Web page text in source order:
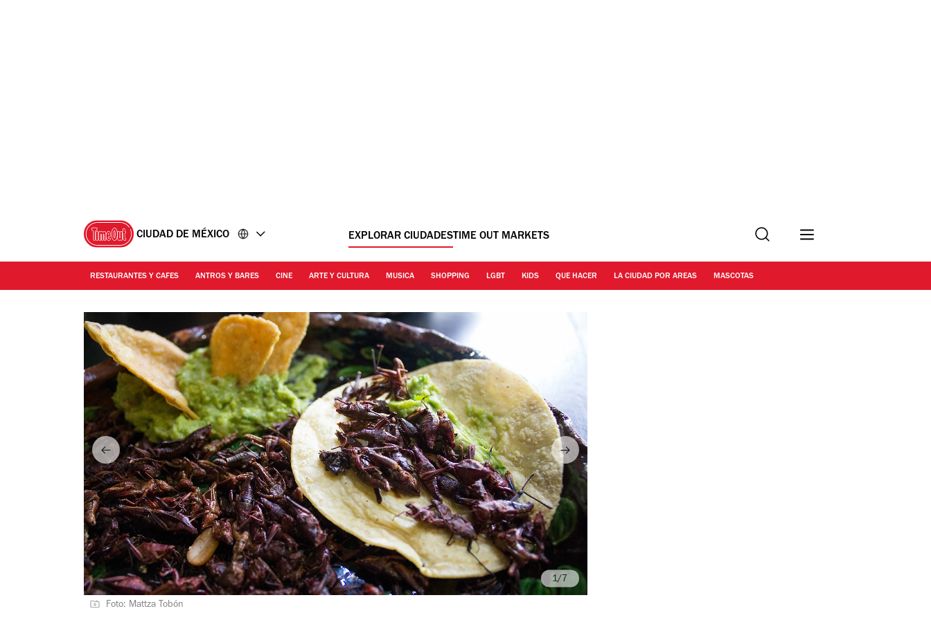
CIUDAD DE MÉXICO EXPLORAR CIUDADESTIME OUT MARKETS Buscar
RESTAURANTES Y CAFES ANTROS Y BARES CINE ARTE Y CULTURA MUSICA SHOPPING LGBT KIDS QUE HACER LA CIUDAD POR AREAS MASCOTAS
Foto: Mattza Tobón
/7